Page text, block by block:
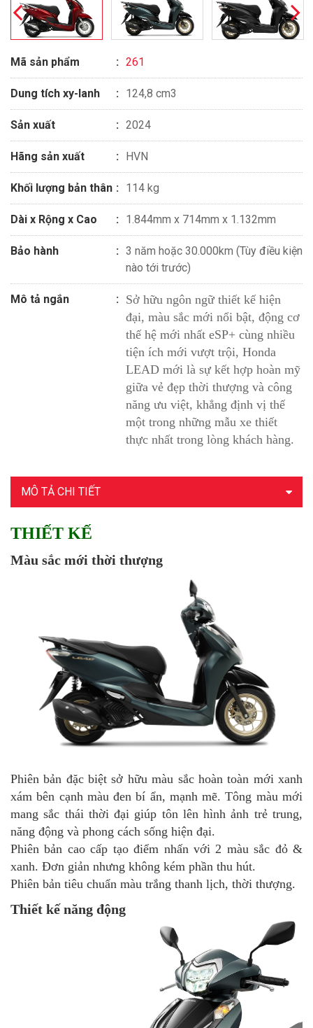
Mã sản phẩm 261
Dung tích xy-lanh 124,8 cm3
Sản xuất 2024
Hãng sản xuất HVN
Khối lượng bản thân 114 kg
Dài x Rộng x Cao 1.844mm x 714mm x 1.132mm
Bảo hành
3 năm hoặc 30.000km (Tùy điều kiện
nào tới trước)
Mô tả ngắn
Sở hữu ngôn ngữ thiết kế hiện
đại, màu sắc mới nổi bật, động cơ
thế hệ mới nhất eSP+ cùng nhiều
tiện ích mới vượt trội, Honda
LEAD mới là sự kết hợp hoàn mỹ
giữa vẻ đẹp thời thượng và công
năng ưu việt, khẳng định vị thế
một trong những mẫu xe thiết
thực nhất trong lòng khách hàng.
MÔ TẢ CHI TIẾT
THIẾT KẾ
Màu sắc mới thời thượng
Phiên bản đặc biệt sở hữu màu sắc hoàn toàn mới xanh
xám bên cạnh màu đen bí ẩn, mạnh mẽ. Tông màu mới
mang sắc thái thời đại giúp tôn lên hình ảnh trẻ trung,
năng động và phong cách sống hiện đại.
Phiên bản cao cấp tạo điểm nhấn với 2 màu sắc đỏ &
xanh. Đơn giản nhưng không kém phần thu hút.
Phiên bản tiêu chuẩn màu trắng thanh lịch, thời thượng.
Thiết kế năng động